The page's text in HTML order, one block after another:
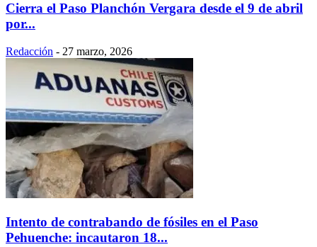
Cierra el Paso Planchón Vergara desde el 9 de abril
por...
Redacción - 27 marzo, 2026
Intento de contrabando de fósiles en el Paso
Pehuenche: incautaron 18...